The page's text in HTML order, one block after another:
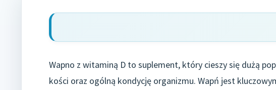
Wapno z witaminą D to suplement, który cieszy się dużą
kości oraz ogólną kondycję organizmu. Wapń jest